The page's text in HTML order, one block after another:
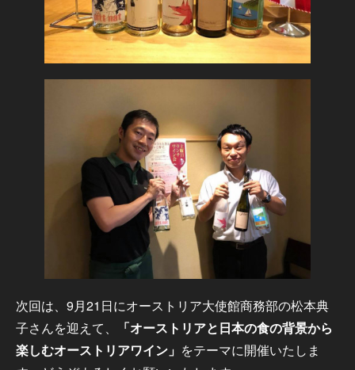
次回は、9月21日にオーストリア大使館商務部の松本典
子さんを迎えて、
「オーストリアと日本の食の背景から
楽しむオーストリアワイン」 をテーマに開催いたしま